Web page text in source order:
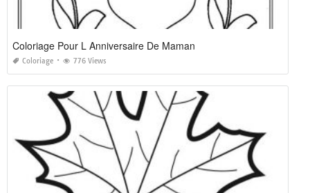
Coloriage Pour L Anniversaire De Maman
Coloriage 776 Views